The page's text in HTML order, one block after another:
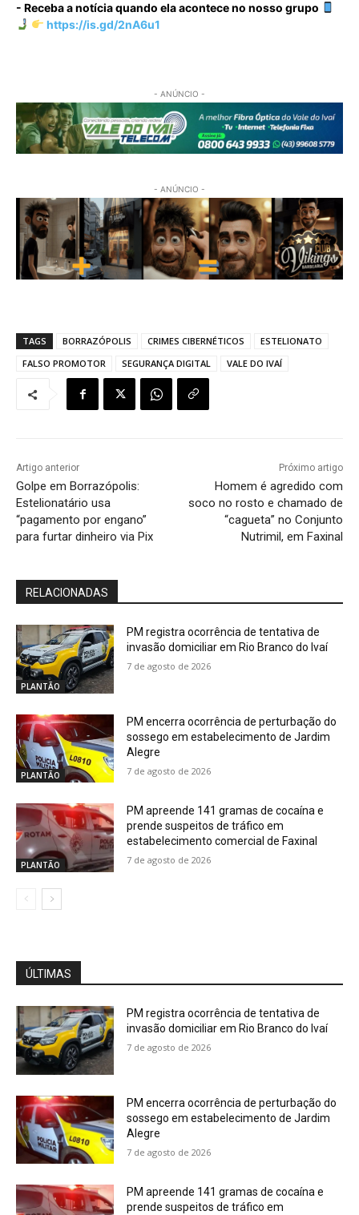
- Receba a notícia quando ela acontece no nosso grupo
https://is.gd/2nA6u1
- ANÚNCIO -
- ANÚNCIO -
TAGS BORRAZÓPOLIS CRIMES CIBERNÉTICOS
ESTELIONATO
FALSO PROMOTOR
SEGURANÇA DIGITAL VALE DO IVAÍ
Artigo anterior
Golpe em Borrazópolis:
Estelionatário usa
“pagamento por engano”
para furtar dinheiro via Pix
Próximo artigo
Homem é agredido com
soco no rosto e chamado de
“cagueta” no Conjunto
Nutrimil, em Faxinal
RELACIONADAS
PLANTÃO
PM registra ocorrência de tentativa de
invasão domiciliar em Rio Branco do Ivaí
7 de agosto de 2026
PLANTÃO
PM encerra ocorrência de perturbação do
sossego em estabelecimento de Jardim
Alegre
7 de agosto de 2026
PLANTÃO
PM apreende 141 gramas de cocaína e
prende suspeitos de tráfico em
estabelecimento comercial de Faxinal
7 de agosto de 2026
ÚLTIMAS
PM registra ocorrência de tentativa de
invasão domiciliar em Rio Branco do Ivaí
7 de agosto de 2026
PM encerra ocorrência de perturbação do
sossego em estabelecimento de Jardim
Alegre
7 de agosto de 2026
PM apreende 141 gramas de cocaína e
prende suspeitos de tráfico em